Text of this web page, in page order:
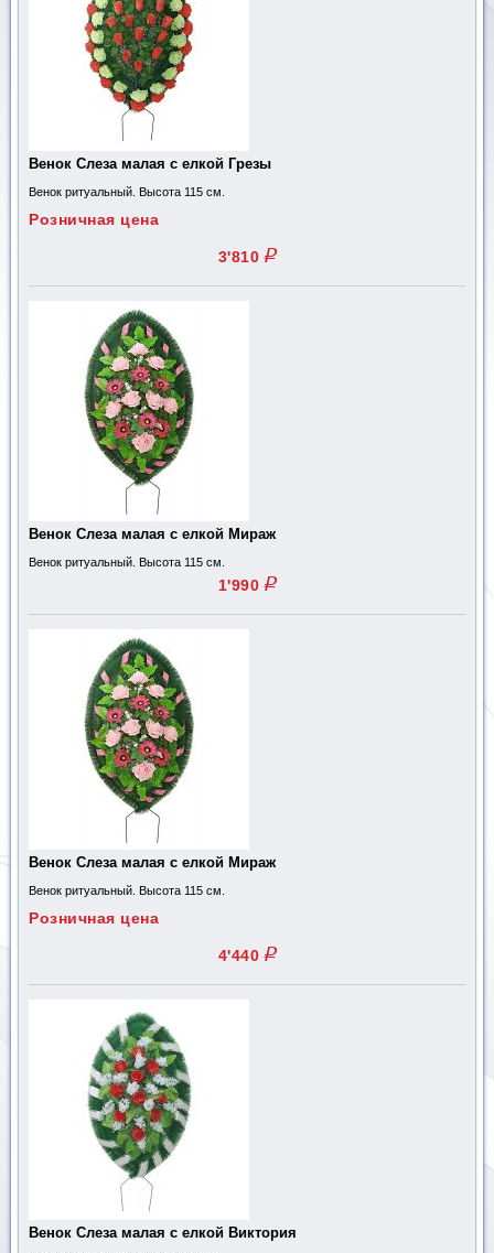
Венок Слеза малая с елкой Грезы
Венок ритуальный. Высота 115 см.
Розничная цена
3'810 q
Венок Слеза малая с елкой Мираж
Венок ритуальный. Высота 115 см.
1'990 q
Венок Слеза малая с елкой Мираж
Венок ритуальный. Высота 115 см.
Розничная цена
4'440 q
Венок Слеза малая с елкой Виктория